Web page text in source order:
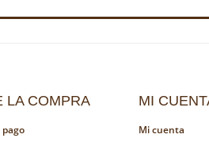
LA COMPRA
pago
MI
Mi cuenta